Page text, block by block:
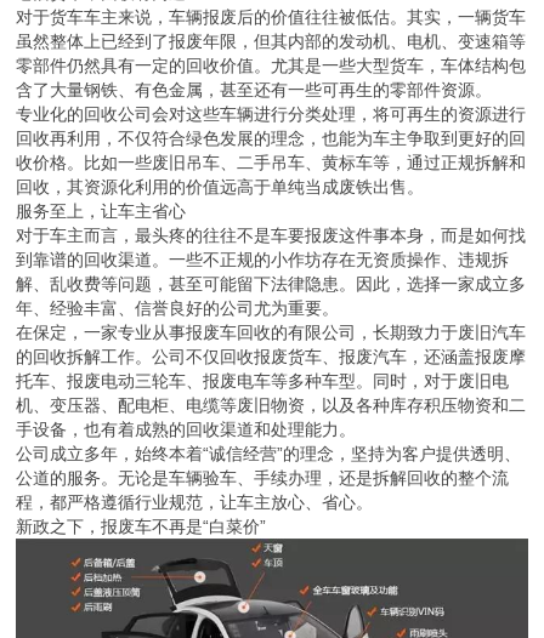
任的公司，才能保障车主的权益。
老旧货车，回收有门道
对于货车车主来说，车辆报废后的价值往往被低估。其实，一辆货车
虽然整体上已经到了报废年限，但其内部的发动机、电机、变速箱等
零部件仍然具有一定的回收价值。尤其是一些大型货车，车体结构包
含了大量钢铁、有色金属，甚至还有一些可再生的零部件资源。
专业化的回收公司会对这些车辆进行分类处理，将可再生的资源进行
回收再利用，不仅符合绿色发展的理念，也能为车主争取到更好的回
收价格。比如一些废旧吊车、二手吊车、黄标车等，通过正规拆解和
回收，其资源化利用的价值远高于单纯当成废铁出售。
服务至上，让车主省心
对于车主而言，最头疼的往往不是车要报废这件事本身，而是如何找
到靠谱的回收渠道。一些不正规的小作坊存在无资质操作、违规拆
解、乱收费等问题，甚至可能留下法律隐患。因此，选择一家成立多
年、经验丰富、信誉良好的公司尤为重要。
在保定，一家专业从事报废车回收的有限公司，长期致力于废旧汽车
的回收拆解工作。公司不仅回收报废货车、报废汽车，还涵盖报废摩
托车、报废电动三轮车、报废电车等多种车型。同时，对于废旧电
机、变压器、配电柜、电缆等废旧物资，以及各种库存积压物资和二
手设备，也有着成熟的回收渠道和处理能力。
公司成立多年，始终本着“诚信经营”的理念，坚持为客户提供透明、
公道的服务。无论是车辆验车、手续办理，还是拆解回收的整个流
程，都严格遵循行业规范，让车主放心、省心。
新政之下，报废车不再是“白菜价”